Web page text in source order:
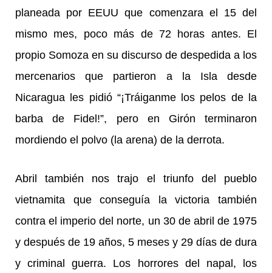
planeada por EEUU que comenzara el 15 del
mismo mes, poco más de 72 horas antes. El
propio Somoza en su discurso de despedida a los
mercenarios que partieron a la Isla desde
Nicaragua les pidió “¡Tráiganme los pelos de la
barba de Fidel!”, pero en Girón terminaron
mordiendo el polvo (la arena) de la derrota.
Abril también nos trajo el triunfo del pueblo
vietnamita que conseguía la victoria también
contra el imperio del norte, un 30 de abril de 1975
y después de 19 años, 5 meses y 29 días de dura
y criminal guerra. Los horrores del napal, los